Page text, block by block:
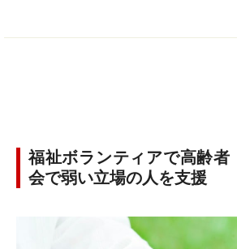
福祉ボランティアで高齢者
会で弱い立場の人を支援